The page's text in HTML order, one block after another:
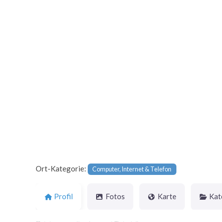
Ort-Kategorie: Computer, Internet & Telefon
Profil Fotos Karte